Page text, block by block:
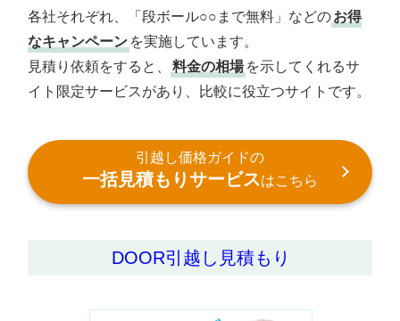
各社それぞれ、「段ボール○○まで無料」などのお得
なキャンペーン を実施しています。
見積り依頼をすると、
料金の相場 を示してくれるサ
イト限定サービスがあり、比較に役立つサイトです。
引越し価格ガイドの
一括見積もりサービスはこちら
DOOR引越し見積もり